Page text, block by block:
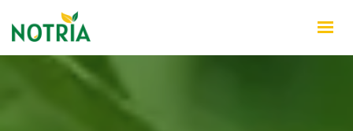
QUEM SOMOS